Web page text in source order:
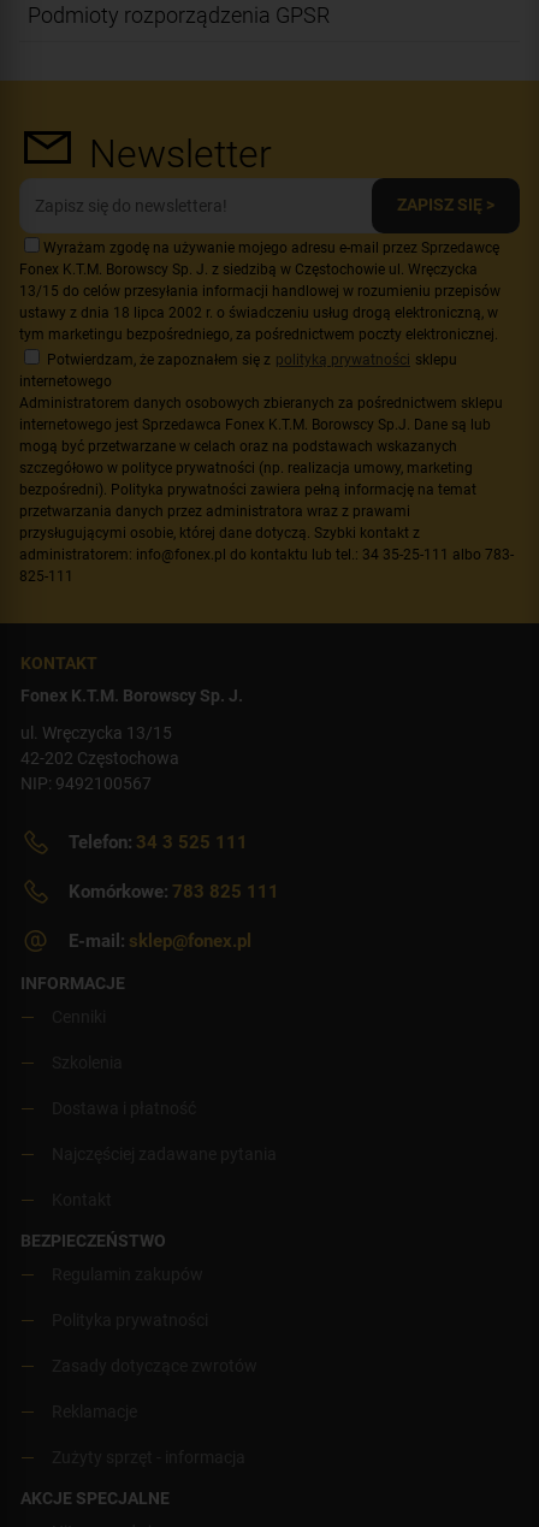
Podmioty rozporządzenia GPSR
Newsletter
ZAPISZ SIĘ >
Wyrażam zgodę na używanie mojego adresu e-mail przez Sprzedawcę
Fonex K.T.M. Borowscy Sp. J. z siedzibą w Częstochowie ul. Wręczycka
13/15 do celów przesyłania informacji handlowej w rozumieniu przepisów
ustawy z dnia 18 lipca 2002 r. o świadczeniu usług drogą elektroniczną, w
tym marketingu bezpośredniego, za pośrednictwem poczty elektronicznej.
Potwierdzam, że zapoznałem się z polityką prywatności sklepu
internetowego
Administratorem danych osobowych zbieranych za pośrednictwem sklepu
internetowego jest Sprzedawca Fonex K.T.M. Borowscy Sp.J. Dane są lub
mogą być przetwarzane w celach oraz na podstawach wskazanych
szczegółowo w polityce prywatności (np. realizacja umowy, marketing
bezpośredni). Polityka prywatności zawiera pełną informację na temat
przetwarzania danych przez administratora wraz z prawami
przysługującymi osobie, której dane dotyczą. Szybki kontakt z
administratorem: info@fonex.pl do kontaktu lub tel.: 34 35-25-111 albo 783-
825-111
KONTAKT
Fonex K.T.M. Borowscy Sp. J.
ul. Wręczycka 13/15
42-202 Częstochowa
NIP: 9492100567
Telefon: 34 3 525 111
Komórkowe: 783 825 111
E-mail: sklep@fonex.pl
INFORMACJE
BEZPIECZEŃSTWO
AKCJE SPECJALNE